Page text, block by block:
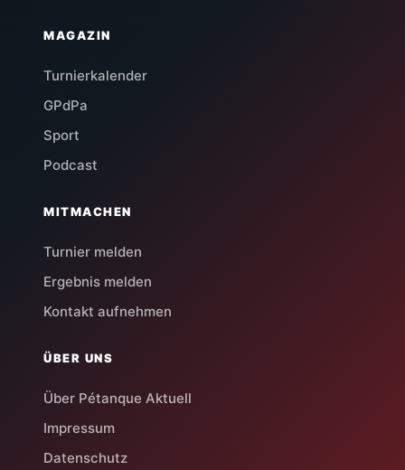
MAGAZIN
Turnierkalender
GPdPa
Sport
Podcast
MITMACHEN
Turnier melden
Ergebnis melden
Kontakt aufnehmen
ÜBER UNS
Über Pétanque Aktuell
Impressum
Datenschutz